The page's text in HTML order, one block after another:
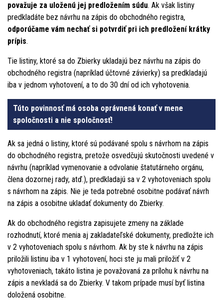
považuje za uloženú jej predložením súdu. Ak však listiny
predkladáte bez návrhu na zápis do obchodného registra,
odporúčame vám nechať si potvrdiť pri ich predložení krátky
prípis.
Tie listiny, ktoré sa do Zbierky ukladajú bez návrhu na zápis do
obchodného registra (napríklad účtovné závierky) sa predkladajú
iba v jednom vyhotovení, a to do 30 dní od ich vyhotovenia.
Túto povinnosť má osoba oprávnená konať v mene
spoločnosti a nie spoločnosť!
Ak sa jedná o listiny, ktoré sú podávané spolu s návrhom na zápis
do obchodného registra, pretože osvedčujú skutočnosti uvedené v
návrhu (napríklad vymenovanie a odvolanie štatutárneho orgánu,
člena dozornej rady, atď.), predkladajú sa v 2 vyhotoveniach spolu
s návrhom na zápis. Nie je teda potrebné osobitne podávať návrh
na zápis a osobitne ukladať dokumenty do Zbierky.
Ak do obchodného registra zapisujete zmeny na základe
rozhodnutí, ktoré menia aj zakladateľské dokumenty, predložte ich
v 2 vyhotoveniach spolu s návrhom. Ak by ste k návrhu na zápis
priložili listinu iba v 1 vyhotovení, hoci ste ju mali priložiť v 2
vyhotoveniach, takáto listina je považovaná za prílohu k návrhu na
zápis a nevkladá sa do Zbierky. V takom prípade musí byť listina
doložená osobitne.